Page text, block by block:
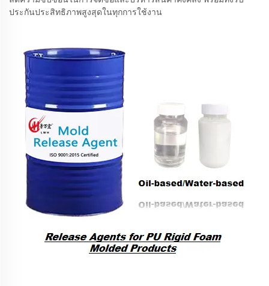
ประกันประสิทธิภาพสูงสุดในทุกการใช้งาน